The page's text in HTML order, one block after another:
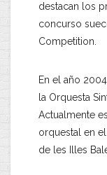
destacan los
concurso
Competition.
En el año
la Orquesta
Actualmente
orquestal en
de les Illes